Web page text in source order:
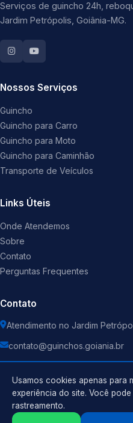
Serviços de guincho 24h,
Jardim Petrópolis, Goiânia-MG.
Nossos Serviços
Guincho
Guincho para Carro
Guincho para Moto
Guincho para Caminhão
Transporte de Veículos
Links Úteis
Onde Atendemos
Sobre
Contato
Perguntas Frequentes
Contato
Atendimento no Jardim
contato@guinchos.goiania.br
Usamos cookies apenas para
experiência do site. Você
rastreamento.